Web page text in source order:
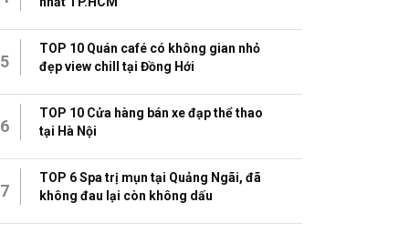
5
TOP 10 Quán café có không gian nhỏ
đẹp view chill tại Đồng Hới
6
TOP 10 Cửa hàng bán xe đạp thể thao
tại Hà Nội
7
TOP 6 Spa trị mụn tại Quảng Ngãi, đã
không đau lại còn không dấu